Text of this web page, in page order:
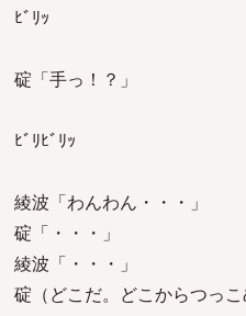
ﾋﾞﾘｯ
碇「手っ！？」
ﾋﾞﾘﾋﾞﾘｯ
綾波「わんわん・・・」
碇「・・・」
綾波「・・・」
碇（どこだ。どこからつっ